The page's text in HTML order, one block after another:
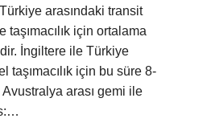
arasındaki transit
taşımacılık için ortalama
İngiltere ile Türkiye
taşımacılık için bu süre 8-
arası gemi ile